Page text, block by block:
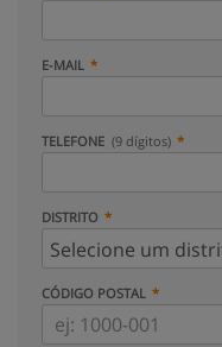
E-MAIL
TELEFONE (9 dígitos)
DISTRITO
CÓDIGO POSTAL